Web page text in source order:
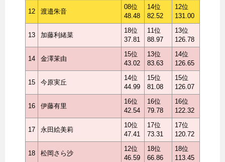
12 渡邉朱音
08位
48.48
14位
82.52
12位
131.00
13 加藤利緒菜
18位
37.81
11位
88.97
13位
126.78
14 金澤茉由
15位
43.02
13位
83.63
14位
126.65
15 今原実丘
14位
44.99
15位
81.08
15位
126.07
16 伊藤有里
16位
42.54
16位
79.78
16位
122.32
17 永田絵美莉
10位
47.41
17位
73.31
17位
120.72
18 松岡さら沙
12位
46.59
18位
66.86
18位
113.45